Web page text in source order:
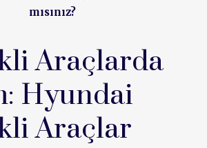
mısınız?
Araçlarda
Hyundai
Araçlar